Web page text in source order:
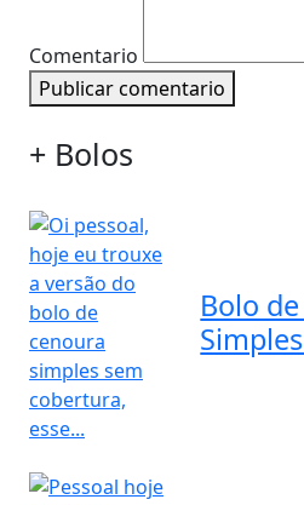
Comentario
Publicar comentario
+ Bolos
Bolo